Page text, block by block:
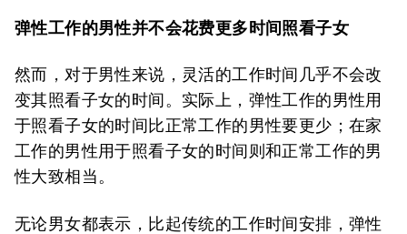
弹性工作的男性并不会花费更多时间照看子女
然而，对于男性来说，灵活的工作时间几乎不会改
变其照看子女的时间。实际上，弹性工作的男性用
于照看子女的时间比正常工作的男性要更少；在家
工作的男性用于照看子女的时间则和正常工作的男
性大致相当。
无论男女都表示，比起传统的工作时间安排，弹性